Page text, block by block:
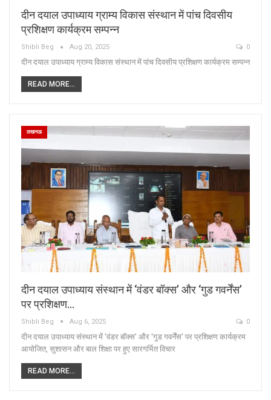
दीन दयाल उपाध्याय ग्राम्य विकास संस्थान में पांच दिवसीय
प्रशिक्षण कार्यक्रम सम्पन्न
Shibli Beg Aug 20, 2025 0
दीन दयाल उपाध्याय ग्राम्य विकास संस्थान में पांच दिवसीय प्रशिक्षण कार्यक्रम सम्पन्न
READ MORE...
लखनऊ
दीन दयाल उपाध्याय संस्थान में ‘वंडर बॉक्स’ और ‘गुड गवर्नेंस’
पर प्रशिक्षण…
Shibli Beg Aug 6, 2025 0
दीन दयाल उपाध्याय संस्थान में 'वंडर बॉक्स' और 'गुड गवर्नेंस' पर प्रशिक्षण कार्यक्रम
आयोजित, सुशासन और बाल शिक्षा पर हुए सारगर्भित विचार
READ MORE...